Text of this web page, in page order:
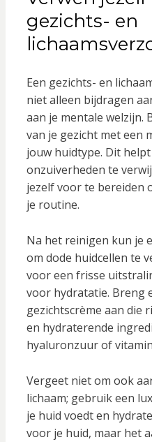
gezichts- en
Een gezichts- en
niet alleen bijdragen
aan je mentale welzijn.
van je gezicht met een
jouw huidtype. Dit
onzuiverheden te
jezelf voor te bereiden
je routine.
Na het reinigen kun je
om dode huidcellen te
voor een frisse
voor hydratatie. Breng
gezichtscrème aan die
en hydraterende
hyaluronzuur of
Vergeet niet om ook
lichaam; gebruik een
je huid voedt en
voor je huid, maar het